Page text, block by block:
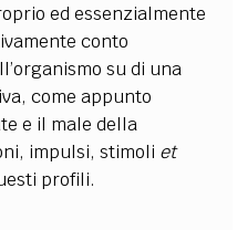
ed essenzialmente
conto
su di una
come appunto
e il male della
impulsi, stimoli et
profili.